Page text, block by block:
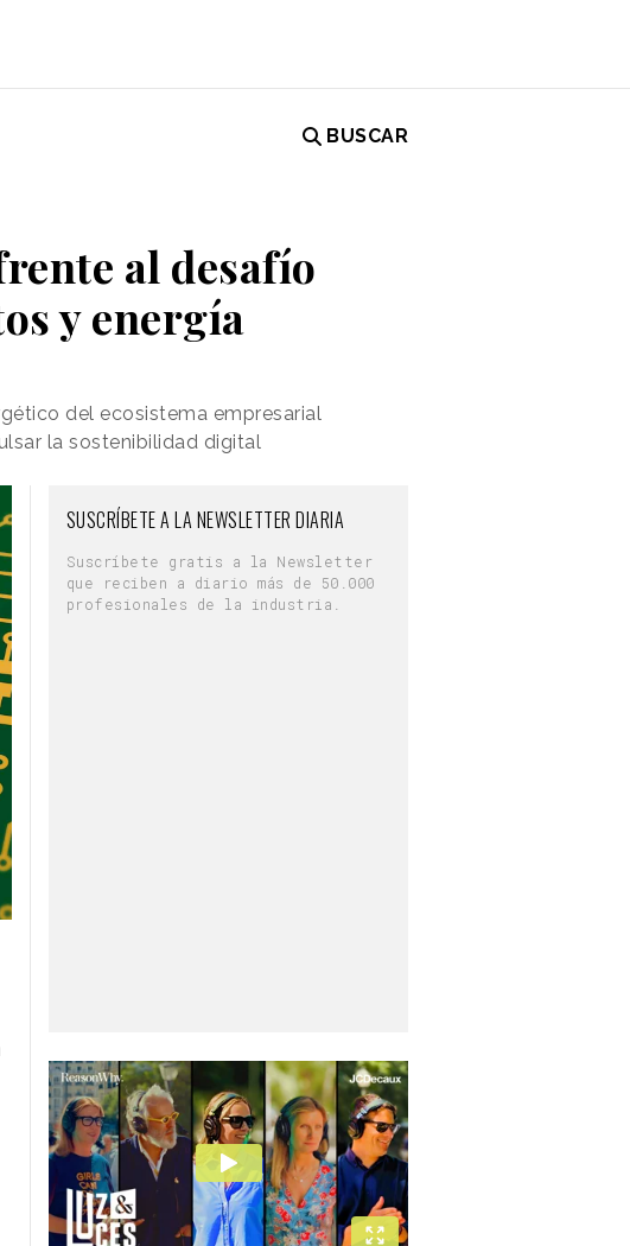
BUSCAR
al desafío
y energía
del ecosistema empresarial
la sostenibilidad digital
SUSCRÍBETE A LA NEWSLETTER DIARIA
Suscríbete gratis a la Newsletter
que reciben a diario más de 50.000
profesionales de la industria.